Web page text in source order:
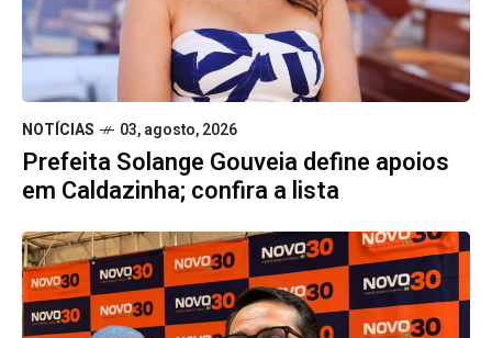
NOTÍCIAS 03, agosto, 2026
Prefeita Solange Gouveia define apoios
em Caldazinha; confira a lista